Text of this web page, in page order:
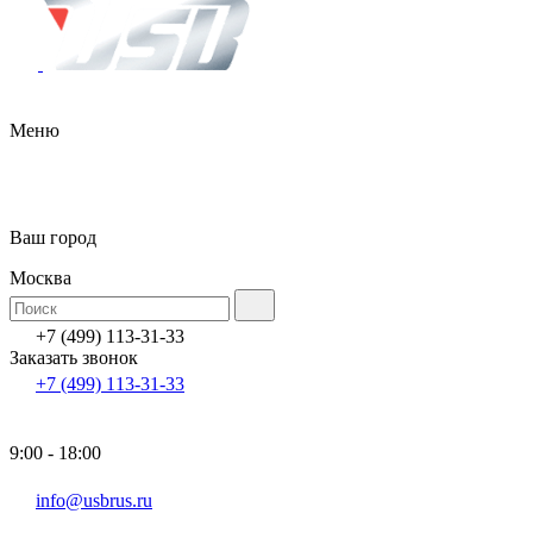
Меню
Ваш город
Москва
+7 (499) 113-31-33
Заказать звонок
+7 (499) 113-31-33
9:00 - 18:00
info@usbrus.ru